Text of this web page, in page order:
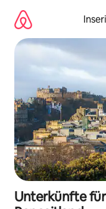
Inhalten
springen
Unterkünfte